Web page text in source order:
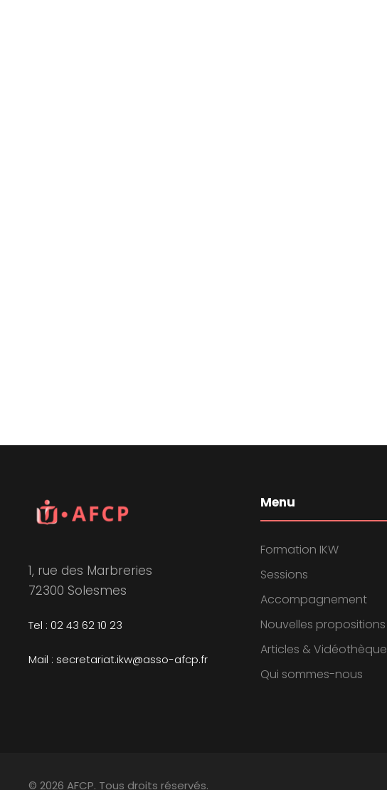
1, rue des Marbreries
72300 Solesmes
Tel : 02 43 62 10 23
Mail : secretariat.ikw@asso-afcp.fr
Menu
Formation IKW
Sessions
Accompagnement
Nouvelles propositions
Articles & Vidéothèque
Qui sommes-nous
© 2026 AFCP. Tous droits réservés.